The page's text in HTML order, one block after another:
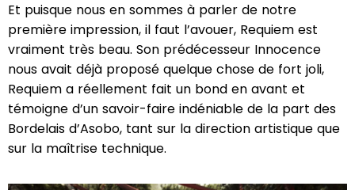
Et puisque nous en sommes à parler de notre
première impression, il faut l’avouer, Requiem est
vraiment très beau. Son prédécesseur Innocence
nous avait déjà proposé quelque chose de fort joli,
Requiem a réellement fait un bond en avant et
témoigne d’un savoir-faire indéniable de la part des
Bordelais d’Asobo, tant sur la direction artistique que
sur la maîtrise technique.